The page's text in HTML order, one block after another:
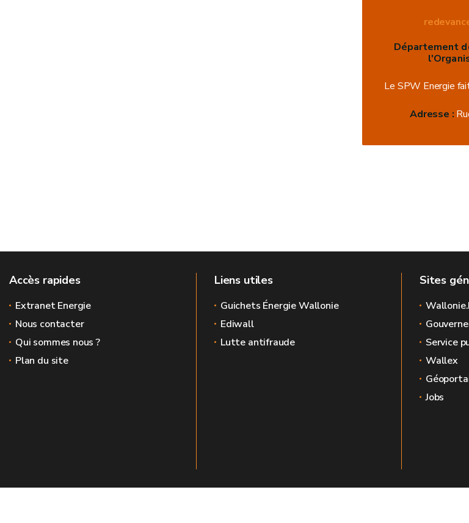
Département
Le SPW Energie
Adresse :
Accès rapides
Extranet Energie
Nous contacter
Qui sommes nous ?
Plan du site
Liens utiles
Guichets Énergie Wallonie
Ediwall
Lutte antifraude
Sites
Service
Wallex
Jobs